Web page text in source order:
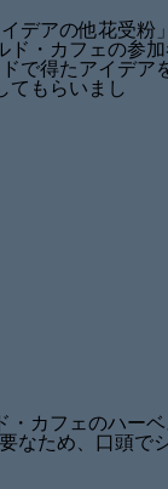
デアの他花受粉
・カフェの参
で得たアイデア
てもらいまし
カフェのハー
なため、口頭で